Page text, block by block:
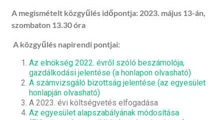
A megismételt közgyűlés időpontja: 2023. május 13-án,
szombaton 13.30 óra
A közgyűlés napirendi pontjai:
Az elnökség 2022. évről szóló beszámolója,
gazdálkodási jelentése (a honlapon olvasható)
A számvizsgáló bizottság jelentése (az egyesület
honlapján olvasható)
A 2023. évi költségvetés elfogadása
Az egyesület alapszabályának módosítása